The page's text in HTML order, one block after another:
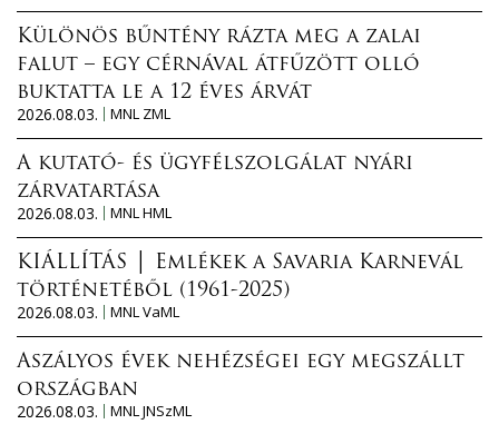
Különös bűntény rázta meg a zalai
falut – egy cérnával átfűzött olló
buktatta le a 12 éves árvát
2026.08.03.
MNL ZML
A kutató- és ügyfélszolgálat nyári
zárvatartása
2026.08.03.
MNL HML
KIÁLLÍTÁS │ Emlékek a Savaria Karnevál
történetéből (1961-2025)
2026.08.03.
MNL VaML
Aszályos évek nehézségei egy megszállt
országban
2026.08.03.
MNL JNSzML